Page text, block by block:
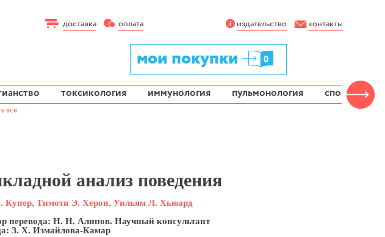
доставка оплата издательство контакты
мои покупки 0
токсикология иммунология пульмонология спортивная
все
анализ поведения
Тимоти Э. Херон, Уильям Л. Хьюард
перевода: Н. Н. Алипов. Научный консультант
З. Х. Измайлова-Камар